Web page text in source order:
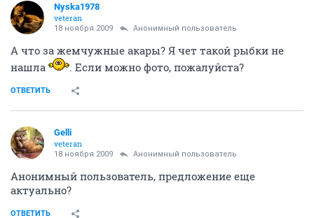
Nyska1978
veteran
18 ноября 2009 Анонимный пользователь
А что за жемчужные акары? Я чет такой рыбки не
нашла
. Если можно фото, пожалуйста?
ОТВЕТИТЬ
Gelli
veteran
18 ноября 2009 Анонимный пользователь
Анонимный пользователь, предложение еще
актуально?
ОТВЕТИТЬ